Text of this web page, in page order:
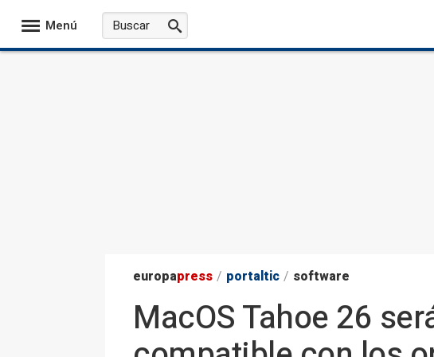
Menú
europapress / portaltic / software
MacOS Tahoe 26